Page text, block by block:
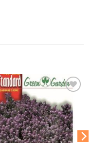
Dodaj
na
listu
želja